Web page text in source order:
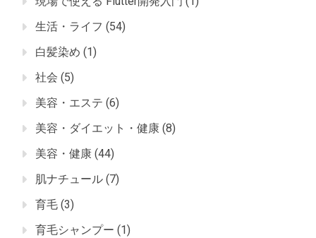
生活・ライフ (54)
白髪染め (1)
社会 (5)
美容・エステ (6)
美容・ダイエット・健康 (8)
美容・健康 (44)
肌ナチュール (7)
育毛 (3)
育毛シャンプー (1)